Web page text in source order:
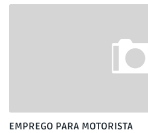
EMPREGO PARA MOTORISTA